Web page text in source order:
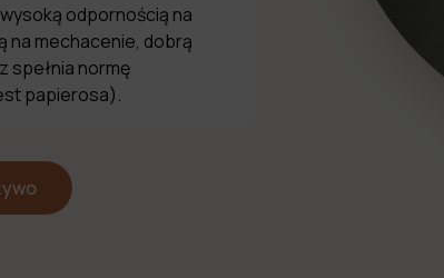
odpornością na
na mechacenie, dobrą
spełnia normę
papierosa).